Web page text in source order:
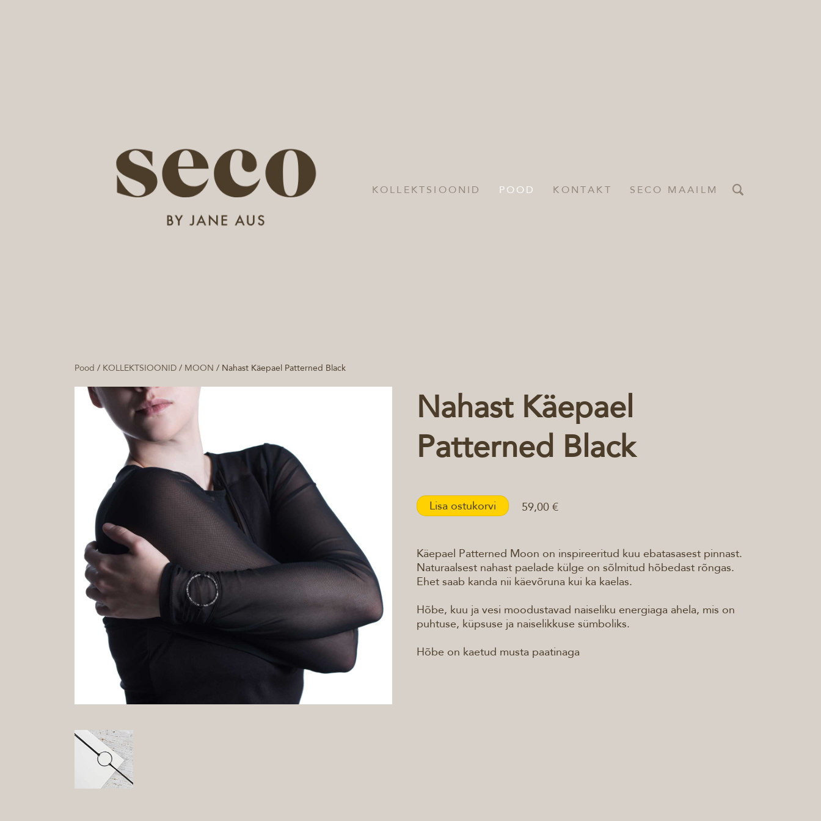
KOLLEKTSIOONID POOD KONTAKT SECO MAAILM
Pood / KOLLEKTSIOONID / MOON / Nahast Käepael Patterned Black
Nahast Käepael
Patterned Black
Lisa ostukorvi 59,00 €
Käepael Patterned Moon on inspireeritud kuu ebatasasest pinnast.
Naturaalsest nahast paelade külge on sõlmitud hõbedast rõngas.
Ehet saab kanda nii käevõruna kui ka kaelas.
Hõbe, kuu ja vesi moodustavad naiseliku energiaga ahela, mis on
puhtuse, küpsuse ja naiselikkuse sümboliks.
Hõbe on kaetud musta paatinaga